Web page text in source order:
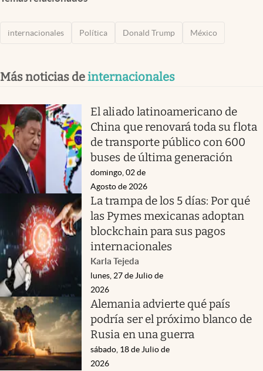
internacionales Política Donald Trump México
Más noticias deinternacionales
El aliado latinoamericano de
China que renovará toda su flota
de transporte público con 600
buses de última generación
domingo, 02 de
Agosto de 2026
La trampa de los 5 días: Por qué
las Pymes mexicanas adoptan
blockchain para sus pagos
internacionales
Karla Tejeda
lunes, 27 de Julio de
2026
Alemania advierte qué país
podría ser el próximo blanco de
Rusia en una guerra
sábado, 18 de Julio de
2026